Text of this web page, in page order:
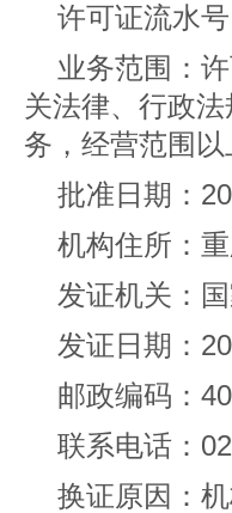
许可证流水
业务范围：
关法律、行政
务，经营范围
批准日期：
机构住所：
发证机关：
发证日期：
邮政编码：
联系电话：
换证原因：